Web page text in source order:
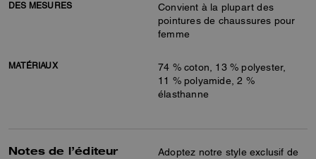
DES MESURES
Convient à la plupart des
pointures de chaussures pour
femme
MATÉRIAUX
74 % coton, 13 % polyester,
11 % polyamide, 2 %
élasthanne
Notes de l’éditeur
Adoptez notre style exclusif de